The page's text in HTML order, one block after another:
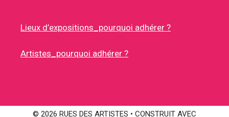
Lieux d’expositions_pourquoi adhérer ?
Artistes_pourquoi adhérer ?
© 2026 RUES DES ARTISTES • CONSTRUIT AVEC